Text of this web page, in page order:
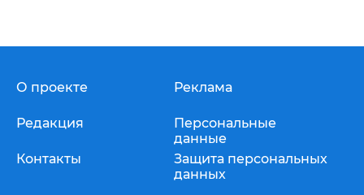
О проекте
Редакция
Контакты
Реклама
Персональные
данные
Защита персональных
данных